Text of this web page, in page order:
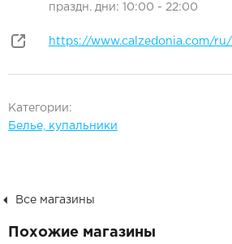
праздн. дни: 10:00 - 22:00
https://www.calzedonia.com/ru/
Категории:
Белье, купальники
Все магазины
Похожие магазины